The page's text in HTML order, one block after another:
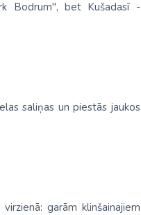
Bodrum", bet Kušadasī -
saliņas un piestās jaukos
garām klinšainajiem